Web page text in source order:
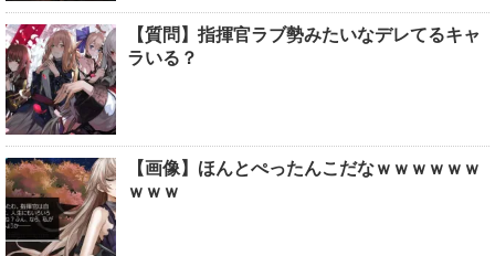
【質問】指揮官ラブ勢みたいなデレてるキャ
ラいる？
【画像】ほんとぺったんこだなｗｗｗｗｗｗ
ｗｗｗ